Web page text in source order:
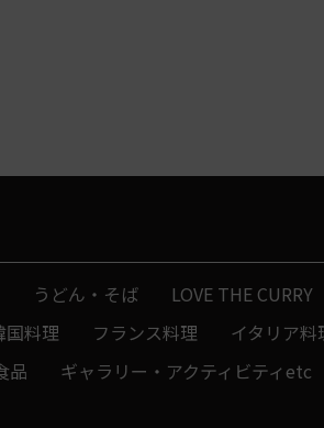
うどん・そば LOVE THE CURRY
国料理 フランス料理 イタリア料
品 ギャラリー・アクティビティetc